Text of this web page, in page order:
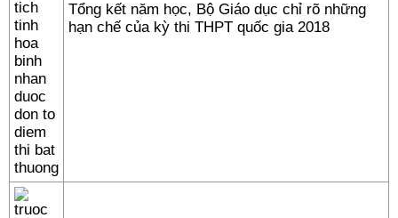
Tổng kết năm học, Bộ Giáo dục chỉ rõ những
hạn chế của kỳ thi THPT quốc gia 2018